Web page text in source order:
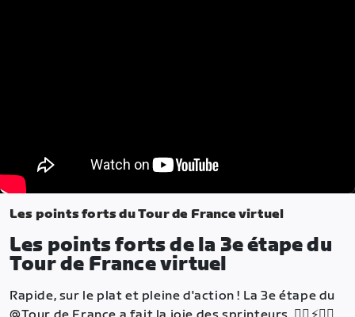
Les points forts du Tour de France virtuel
Les points forts de la 3e étape du
Tour de France virtuel
Rapide, sur le plat et pleine d'action ! La 3e étape du